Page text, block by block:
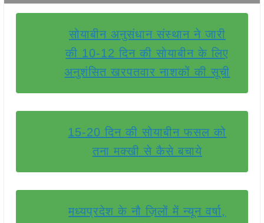
सोयाबीन अनुसंधान संस्थान ने जारी
की 10-12 दिन की सोयाबीन के लिए
अनुशंसित खरपतवार नाशकों की सूची
15-20 दिन की सोयाबीन फसल को
तना मक्खी से कैसे बचाये
मध्यप्रदेश के नौ ज़िलों में न्यून वर्षा,